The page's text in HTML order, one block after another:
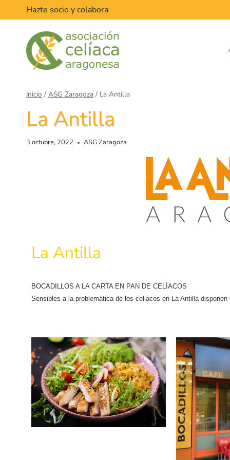
Hazte socio y colabora
Inicio / ASG Zaragoza / La Antilla
La Antilla
3 octubre, 2022 ASG Zaragoza
La Antilla
BOCADILLOS A LA CARTA EN PAN DE CELÍACOS
Sensibles a la problemática de los celiacos en La Antilla